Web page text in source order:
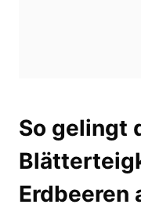
So gelingt
Erdbeeren